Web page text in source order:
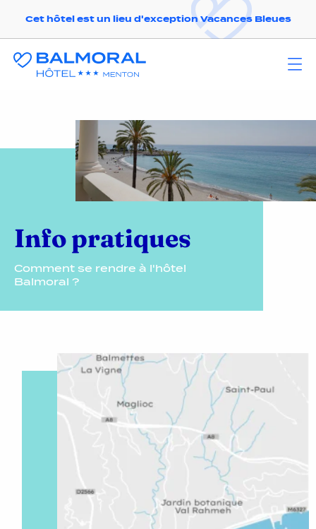
Cet hôtel est un lieu d'exception Vacances Bleues
Info pratiques
Comment se rendre à l'hôtel
Balmoral ?